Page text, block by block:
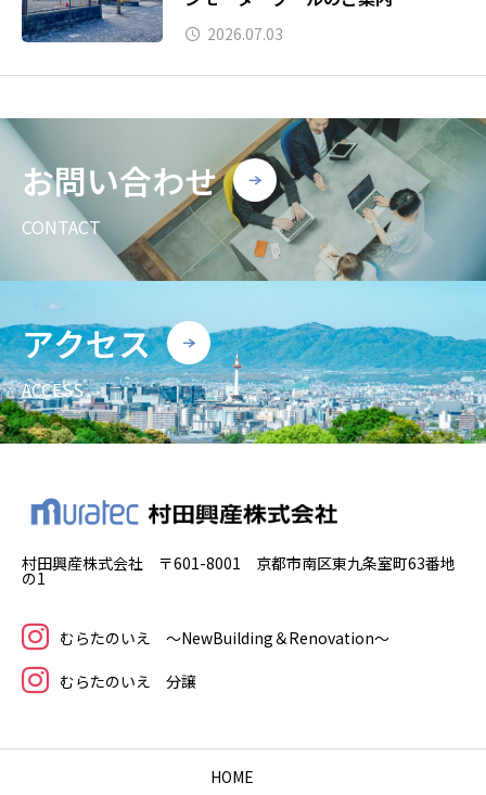
2026.07.03
お問い合わせ
CONTACT
アクセス
ACCESS
村田興産株式会社 〒601-8001 京都市南区東九条室町63番地
の1
むらたのいえ ～NewBuilding＆Renovation～
むらたのいえ 分譲
HOME